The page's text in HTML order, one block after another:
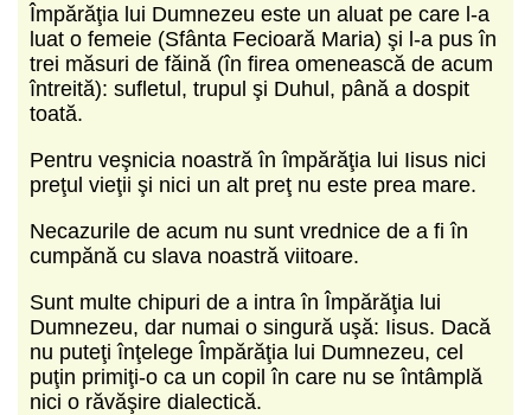
Împărăţia lui Dumnezeu este un aluat pe care l-a
luat o femeie (Sfânta Fecioară Maria) şi l-a pus în
trei măsuri de făină (în firea omenească de acum
întreită): sufletul, trupul şi Duhul, până a dospit
toată.
Pentru veşnicia noastră în împărăţia lui Iisus nici
preţul vieţii şi nici un alt preţ nu este prea mare.
Necazurile de acum nu sunt vrednice de a fi în
cumpănă cu slava noastră viitoare.
Sunt multe chipuri de a intra în Împărăţia lui
Dumnezeu, dar numai o singură uşă: Iisus. Dacă
nu puteţi înţelege Împărăţia lui Dumnezeu, cel
puţin primiţi-o ca un copil în care nu se întâmplă
nici o răvăşire dialectică.